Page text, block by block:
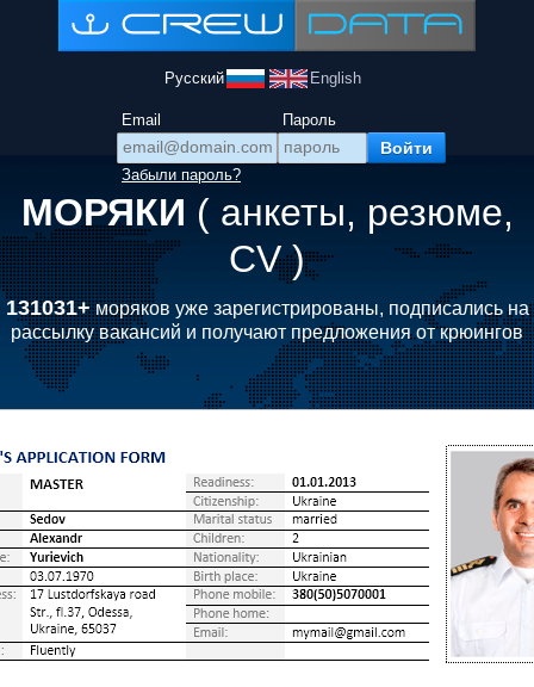
Русский English
Email Пароль
Забыли пароль?
МОРЯКИ ( анкеты, резюме,
CV )
131031+моряков уже зарегистрированы, подписались на
рассылку вакансий и получают предложения от крюингов